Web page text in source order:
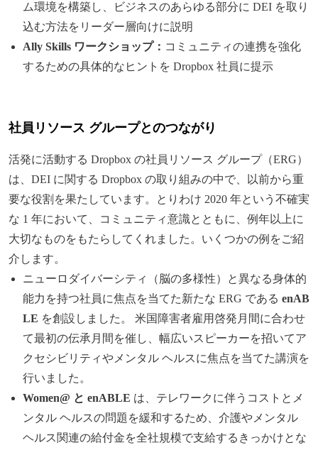
ム環境を構築し、ビジネスのあらゆる部分に DEI を取り
込む方法をリーダー層向けに説明
Ally Skills ワークショップ： コミュニティの連携を強化
するための具体的なヒントを Dropbox 社員に提示
社員リソース グループとのつながり
活発に活動する Dropbox の社員リソース グループ（ERG）
は、DEI に関する Dropbox の取り組みの中で、以前から重
要な役割を果たしています。とりわけ 2020 年という不確実
な 1 年において、コミュニティ意識とともに、例年以上に
大切なものをもたらしてくれました。いくつかの例をご紹
介します。
ニューロダイバーシティ（脳の多様性）と異なる身体的
能力を持つ社員に焦点を当てた新たな ERG である enAB
LE を創設しました。 米国障害者雇用啓発月間に合わせ
て最初の伝承月間を催し、幅広いスピーカーを招いてア
クセシビリティやメンタル ヘルスに焦点を当てた講演を
行いました。
Women@ と enABLE は、テレワークに伴うコストとメ
ンタル ヘルスの問題を緩和するため、介護やメンタル
ヘルス関連の給付金を全社規模で支給するきっかけとな